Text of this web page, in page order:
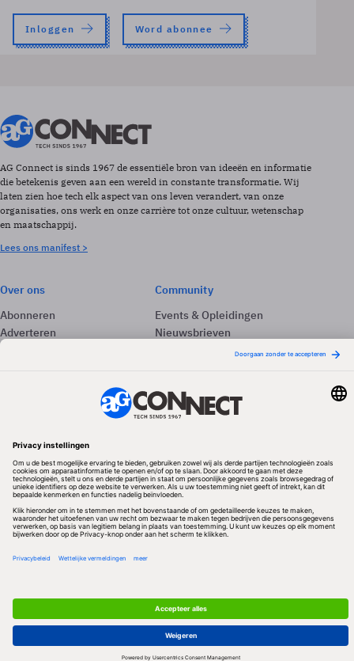
Inloggen Word abonnee
AG Connect is sinds 1967 de essentiële bron van ideeën en informatie
die betekenis geven aan een wereld in constante transformatie. Wij
laten zien hoe tech elk aspect van ons leven verandert, van onze
organisaties, ons werk en onze carrière tot onze cultuur, wetenschap
en maatschappij.
Lees ons manifest >
Over ons
Abonneren
Adverteren
Community
Events & Opleidingen
Nieuwsbrieven
Redactionele partner
Privacy & Cookies